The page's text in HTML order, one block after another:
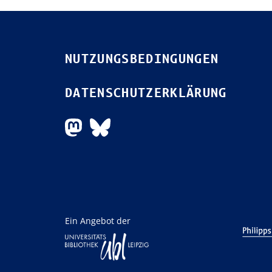
NUTZUNGSBEDINGUNGEN
DATENSCHUTZERKLÄRUNG
Ein Angebot der